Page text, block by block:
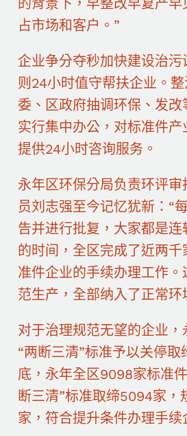
占市场和客户。”
企业争分夺秒加快建设治污
则24小时值守帮扶企业。
委、区政府抽调环保、发
实行集中办公，对标准件
提供24小时咨询服务。
永年区环保分局负责环评审
员刘志强至今记忆犹新：“
告并进行批复，大家都是连
的时间，全区完成了近两
准件企业的手续办理工作
范生产，全部纳入了正常环
对于治理规范无望的企业
“两断三清”标准予以关停取
底，永年全区9098家标准
断三清”标准取缔5094家，
家，符合提升条件办理手续